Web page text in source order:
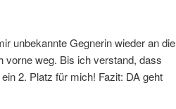
unbekannte Gegnerin wieder an die
vorne weg. Bis ich verstand, dass
2. Platz für mich! Fazit: DA geht